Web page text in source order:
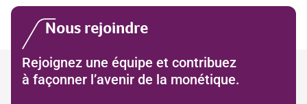
Nous rejoindre
Rejoignez une équipe et contribuez
à façonner l’avenir de la monétique.